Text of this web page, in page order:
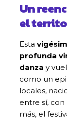
Un
el
Esta
profunda
danza y
como un
locales,
entre sí,
más, el